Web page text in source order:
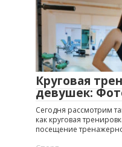
Круговая
девушек:
Сегодня рассмотрим
как круговая
посещение